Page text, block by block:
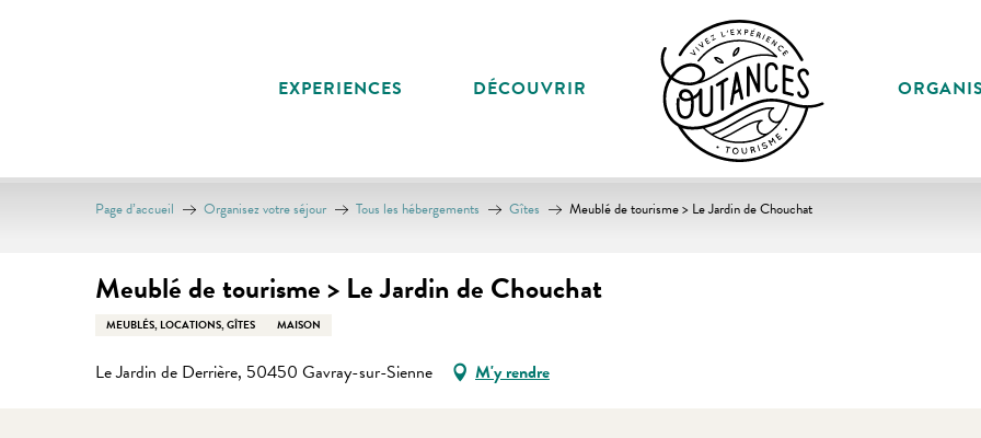
EXPERIENCES DÉCOUVRIR
Page d’accueil Organisez votre séjour Tous les hébergements Gîtes Meublé de tourisme > Le Jardin de Chouchat
Meublé de tourisme > Le Jardin de Chouchat
MEUBLÉS, LOCATIONS, GÎTES MAISON
Le Jardin de Derrière, 50450 Gavray-sur-Sienne M'y rendre